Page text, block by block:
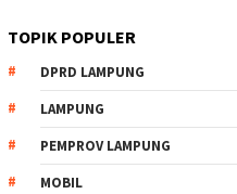
TOPIK POPULER
DPRD LAMPUNG
LAMPUNG
PEMPROV LAMPUNG
MOBIL